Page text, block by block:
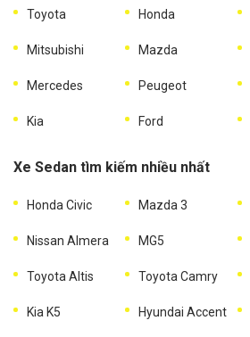
Toyota Honda
Mitsubishi Mazda
Mercedes Peugeot
Kia Ford
Xe Sedan tìm kiếm nhiều nhất
Honda Civic Mazda 3
Nissan Almera MG5
Toyota Altis Toyota Camry
Kia K5 Hyundai Accent